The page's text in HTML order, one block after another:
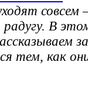
В
тем, как